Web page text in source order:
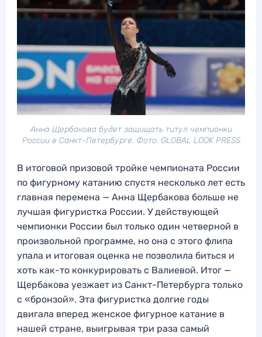
Анна Щербакова будет защищать титул чемпионки
России в Санкт-Петербурге. Фото: GLOBAL LOOK PRESS
В итоговой призовой тройке чемпионата России
по фигурному катанию спустя несколько лет есть
главная перемена — Анна Щербакова больше не
лучшая фигуристка России. У действующей
чемпионки России был только один четверной в
произвольной программе, но она с этого флипа
упала и итоговая оценка не позволила биться и
хоть как-то конкурировать с Валиевой. Итог —
Щербакова уезжает из Санкт-Петербурга только
с «бронзой». Эта фигуристка долгие годы
двигала вперед женское фигурное катание в
нашей стране, выигрывая три раза самый